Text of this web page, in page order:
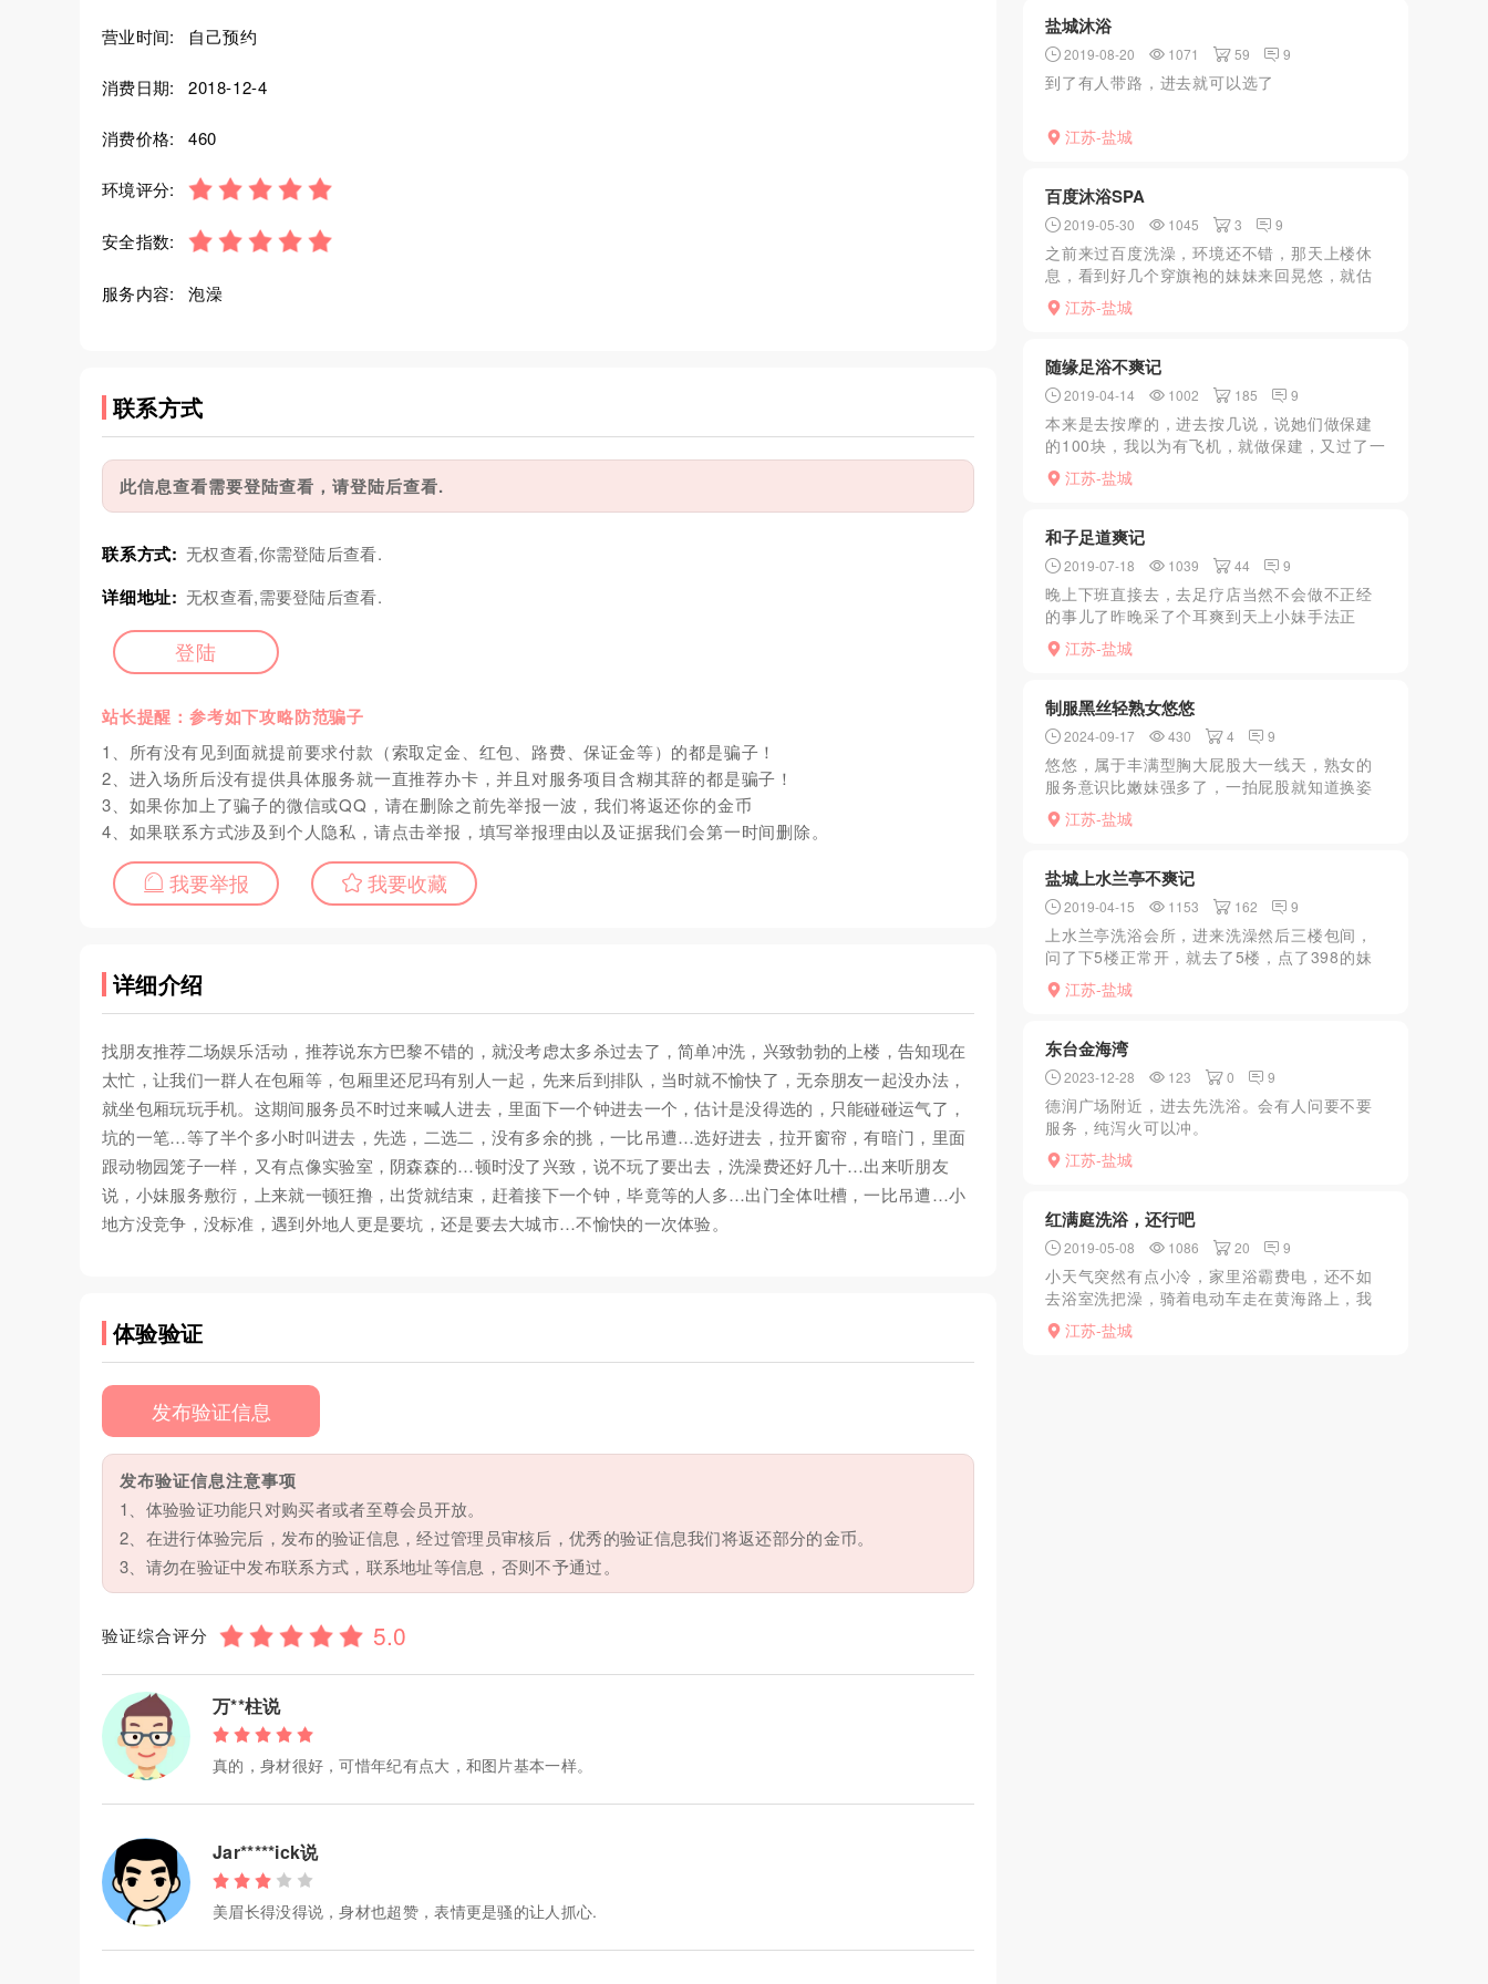
营业时间: 自己预约
消费日期: 2018-12-4
消费价格: 460
环境评分:
安全指数:
服务内容: 泡澡
联系方式
此信息查看需要登陆查看，请登陆后查看.
联系方式: 无权查看,你需登陆后查看.
详细地址: 无权查看,需要登陆后查看.
登陆
站长提醒：参考如下攻略防范骗子
1、所有没有见到面就提前要求付款（索取定金、红包、路费、保证金等）的都是骗子！
2、进入场所后没有提供具体服务就一直推荐办卡，并且对服务项目含糊其辞的都是骗子！
3、如果你加上了骗子的微信或QQ，请在删除之前先举报一波，我们将返还你的金币
4、如果联系方式涉及到个人隐私，请点击举报，填写举报理由以及证据我们会第一时间删除。
我要举报 我要收藏
详细介绍
找朋友推荐二场娱乐活动，推荐说东方巴黎不错的，就没考虑太多杀过去了，简单冲洗，兴致勃勃的上楼，告知现在
太忙，让我们一群人在包厢等，包厢里还尼玛有别人一起，先来后到排队，当时就不愉快了，无奈朋友一起没办法，
就坐包厢玩玩手机。这期间服务员不时过来喊人进去，里面下一个钟进去一个，估计是没得选的，只能碰碰运气了，
坑的一笔…等了半个多小时叫进去，先选，二选二，没有多余的挑，一比吊遭…选好进去，拉开窗帘，有暗门，里面
跟动物园笼子一样，又有点像实验室，阴森森的…顿时没了兴致，说不玩了要出去，洗澡费还好几十…出来听朋友
说，小妹服务敷衍，上来就一顿狂撸，出货就结束，赶着接下一个钟，毕竟等的人多…出门全体吐槽，一比吊遭…小
地方没竞争，没标准，遇到外地人更是要坑，还是要去大城市…不愉快的一次体验。
体验验证
发布验证信息
发布验证信息注意事项
1、体验验证功能只对购买者或者至尊会员开放。
2、在进行体验完后，发布的验证信息，经过管理员审核后，优秀的验证信息我们将返还部分的金币。
3、请勿在验证中发布联系方式，联系地址等信息，否则不予通过。
验证综合评分
万**柱说
真的，身材很好，可惜年纪有点大，和图片基本一样。
Jar*****ick说
美眉长得没得说，身材也超赞，表情更是骚的让人抓心.
盐城沐浴
2019-08-20 1071 59 9
到了有人带路，进去就可以选了
江苏-盐城
百度沐浴SPA
2019-05-30 1045 3 9
之前来过百度洗澡，环境还不错，那天上楼休
息，看到好几个穿旗袍的妹妹来回晃悠，就估
摸着有项目，叫了个199的媚式按摩，基本就是
撩骚，后来说加个钟可以臀交，kouhuo，正好
江苏-盐城
随缘足浴不爽记
2019-04-14 1002 185 9
本来是去按摩的，进去按几说，说她们做保建
的100块，我以为有飞机，就做保建，又过了一
会说可以做，
江苏-盐城
和子足道爽记
2019-07-18 1039 44 9
晚上下班直接去，去足疗店当然不会做不正经
的事儿了昨晚采了个耳爽到天上小妹手法正
宗，轻柔温和搞得我酥麻酸爽，采耳成功。废
话不多说，有两个价位199和599的大项，奶子
江苏-盐城
制服黑丝轻熟女悠悠
2024-09-17 430 4 9
悠悠，属于丰满型胸大屁股大一线天，熟女的
服务意识比嫩妹强多了，一拍屁股就知道换姿
势。眼神迷离很会说骚话。胸推，口活是一
绝，不错的一次体验。
江苏-盐城
盐城上水兰亭不爽记
2019-04-15 1153 162 9
上水兰亭洗浴会所，进来洗澡然后三楼包间，
问了下5楼正常开，就去了5楼，点了398的妹
子，只有挑逗按摩，50分钟左右，打出来要加
398。真坑，服务内容改了不告诉人
江苏-盐城
东台金海湾
2023-12-28 123 0 9
德润广场附近，进去先洗浴。会有人问要不要
服务，纯泻火可以冲。
江苏-盐城
红满庭洗浴，还行吧
2019-05-08 1086 20 9
小天气突然有点小冷，家里浴霸费电，还不如
去浴室洗把澡，骑着电动车走在黄海路上，我
的妈，老天真的特么冷，冬天真好，还有西北
风可以喝。在路上一直寻找目标，红满庭听说
江苏-盐城